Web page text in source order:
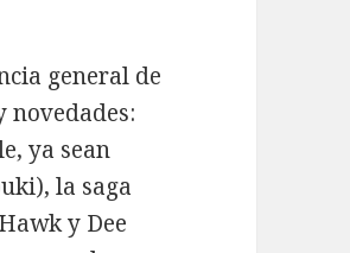
general de
novedades:
ya sean
la saga
y Dee